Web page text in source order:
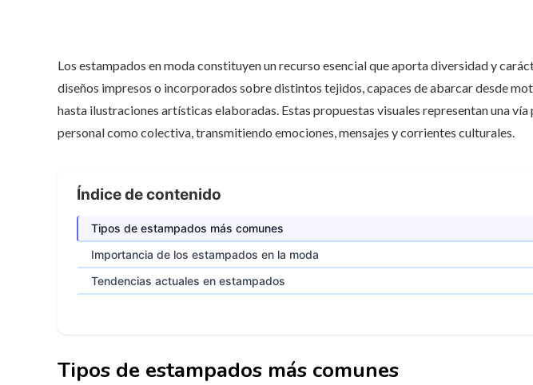
Los estampados en moda constituyen un recurso esencial que aporta diversidad y
diseños impresos o incorporados sobre distintos tejidos, capaces de abarcar desde
hasta ilustraciones artísticas elaboradas. Estas propuestas visuales representan una
personal como colectiva, transmitiendo emociones, mensajes y corrientes culturales.
Índice de contenido
Tipos de estampados más comunes
Importancia de los estampados en la moda
Tendencias actuales en estampados
Tipos de estampados más comunes